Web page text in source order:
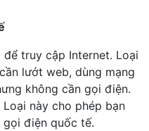
để truy cập Internet. Loại
lướt web, dùng mạng
không cần gọi điện.
Loại này cho phép bạn
điện quốc tế.